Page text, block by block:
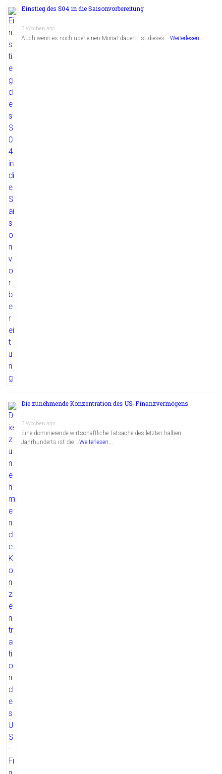
Einstieg des S04 in die Saisonvorbereitung
3 Wochen ago
Auch wenn es noch über einen Monat dauert, ist dieses …Weiterlesen...
Die zunehmende Konzentration des US-Finanzvermögens
3 Wochen ago
Eine dominierende wirtschaftliche Tatsache des letzten halben
Jahrhunderts ist die …Weiterlesen...